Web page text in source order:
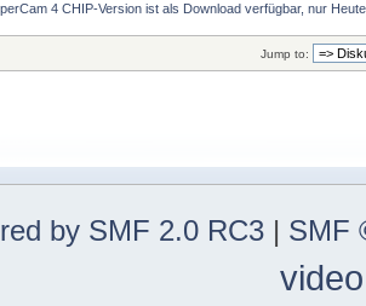
4 CHIP-Version ist als Download verfügbar, nur Heute
Jump to:
by SMF 2.0 RC3 | SMF